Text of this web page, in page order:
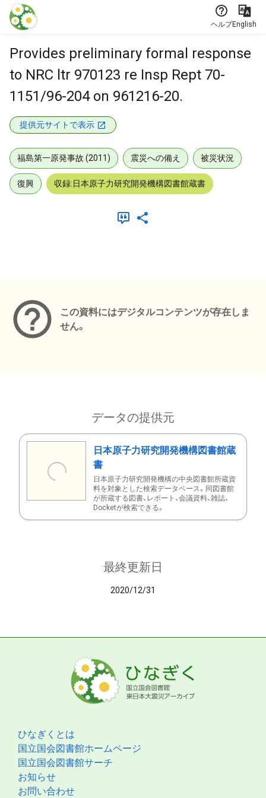
本文に飛ぶ
ヘルプEnglish
Provides preliminary formal response
to NRC ltr 970123 re Insp Rept 70-
1151/96-204 on 961216-20.
提供元サイトで表示
福島第一原発事故 (2011) 震災への備え 被災状況
復興 収録:日本原子力研究開発機構図書館蔵書
この資料にはデジタルコンテンツが存在しま
せん。
データの提供元
日本原子力研究開発機構図書館蔵
書
日本原子力研究開発機構の中央図書館所蔵資
料を対象とした検索データベース。同図書館
が所蔵する図書、レポート、会議資料、雑誌、
Docketが検索できる。
最終更新日
2020/12/31
ひなぎくとは
国立国会図書館ホームページ
国立国会図書館サーチ
お知らせ
お問い合わせ